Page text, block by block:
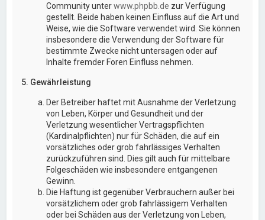
Community unterwww.phpbb.de zur Verfügung
gestellt. Beide haben keinen Einfluss auf die Art und
Weise, wie die Software verwendet wird. Sie können
insbesondere die Verwendung der Software für
bestimmte Zwecke nicht untersagen oder auf
Inhalte fremder Foren Einfluss nehmen.
5. Gewährleistung
Der Betreiber haftet mit Ausnahme der Verletzung
von Leben, Körper und Gesundheit und der
Verletzung wesentlicher Vertragspflichten
(Kardinalpflichten) nur für Schäden, die auf ein
vorsätzliches oder grob fahrlässiges Verhalten
zurückzuführen sind. Dies gilt auch für mittelbare
Folgeschäden wie insbesondere entgangenen
Gewinn.
Die Haftung ist gegenüber Verbrauchern außer bei
vorsätzlichem oder grob fahrlässigem Verhalten
oder bei Schäden aus der Verletzung von Leben,